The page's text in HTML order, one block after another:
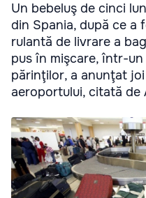
Un bebeluş de cinci
din Spania, după ce a
rulantă de livrare a
pus în mişcare, într-
părinţilor, a anunţat
aeroportului, citată de